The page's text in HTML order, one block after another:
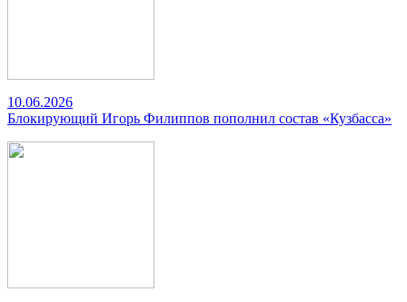
10.06.2026
Блокирующий Игорь Филиппов пополнил состав «Кузбасса»